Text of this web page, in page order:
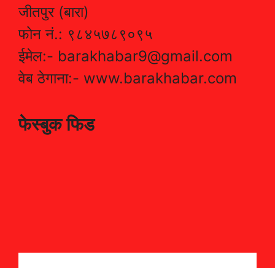
जीतपुर (बारा)
फोन नं.: ९८४५७८९०९५
ईमेल:- barakhabar9@gmail.com
वेब ठेगाना:- www.barakhabar.com
फेस्बुक फिड